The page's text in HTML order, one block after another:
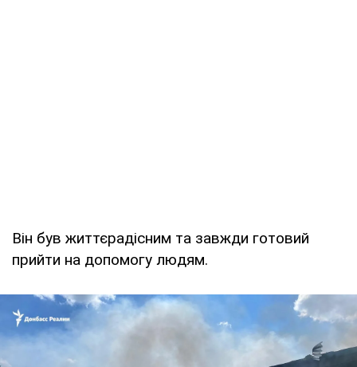
Він був життєрадісним та завжди готовий
прийти на допомогу людям.